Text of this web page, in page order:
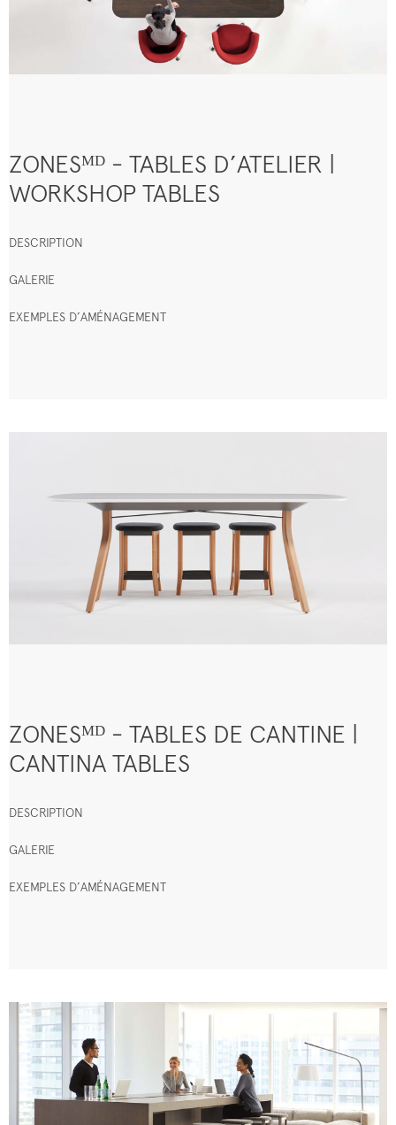
ZONESᴹᴰ - TABLES D’ATELIER |
WORKSHOP TABLES
DESCRIPTION
GALERIE
EXEMPLES D’AMÉNAGEMENT
ZONESᴹᴰ - TABLES DE CANTINE |
CANTINA TABLES
DESCRIPTION
GALERIE
EXEMPLES D’AMÉNAGEMENT